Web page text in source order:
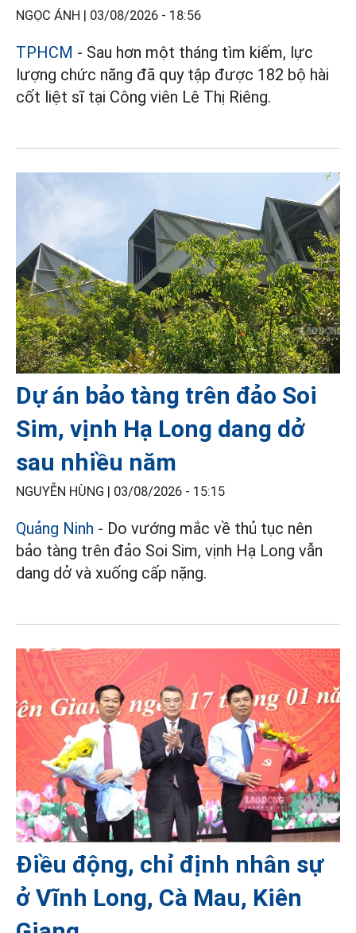
NGỌC ÁNH | 03/08/2026 - 18:56
TPHCM - Sau hơn một tháng tìm kiếm, lực
lượng chức năng đã quy tập được 182 bộ hài
cốt liệt sĩ tại Công viên Lê Thị Riêng.
Dự án bảo tàng trên đảo Soi
Sim, vịnh Hạ Long dang dở
sau nhiều năm
NGUYỄN HÙNG | 03/08/2026 - 15:15
Quảng Ninh - Do vướng mắc về thủ tục nên
bảo tàng trên đảo Soi Sim, vịnh Hạ Long vẫn
dang dở và xuống cấp nặng.
Điều động, chỉ định nhân sự
ở Vĩnh Long, Cà Mau, Kiên